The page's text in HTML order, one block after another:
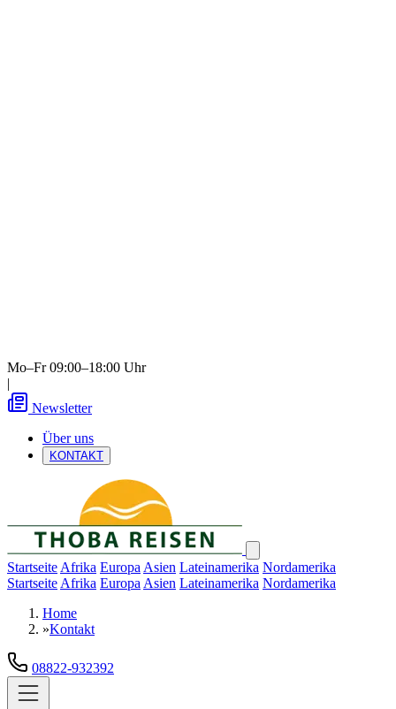
Mo–Fr 09:00–18:00 Uhr
|
Newsletter
Über uns
KONTAKT
Startseite Afrika Europa Asien Lateinamerika Nordamerika
Startseite Afrika Europa Asien Lateinamerika Nordamerika
Home
»Kontakt
08822-932392